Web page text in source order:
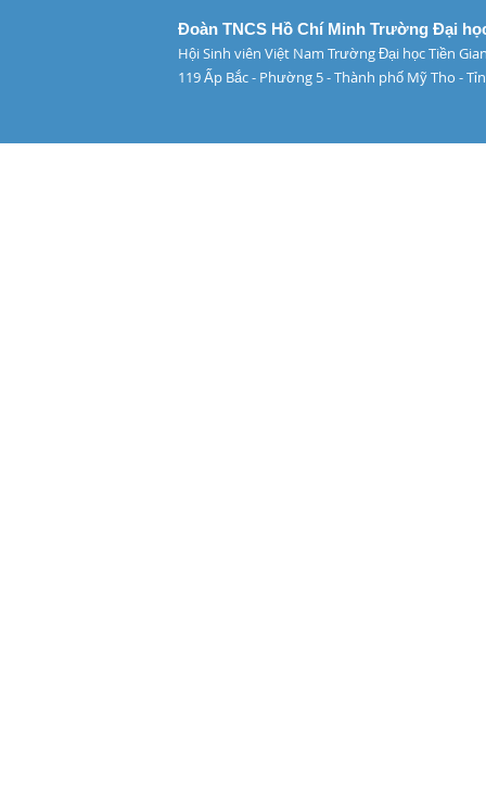
Đoàn TNCS Hồ Chí Minh Trường Đại
Hội Sinh viên Việt Nam Trường Đại học Tiền
119 Ấp Bắc - Phường 5 - Thành phố Mỹ Tho -